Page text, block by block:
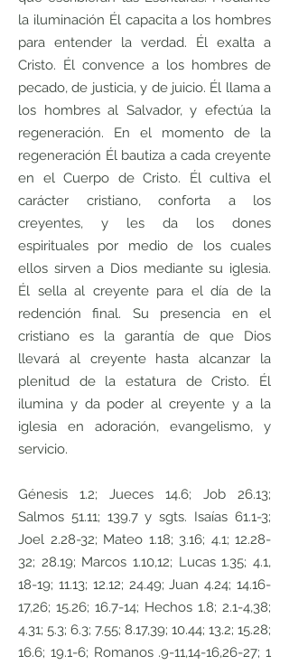
la iluminación Él capacita a los hombres
para entender la verdad. Él exalta a
Cristo. Él convence a los hombres de
pecado, de justicia, y de juicio. Él llama a
los hombres al Salvador, y efectúa la
regeneración. En el momento de la
regeneración Él bautiza a cada creyente
en el Cuerpo de Cristo. Él cultiva el
carácter cristiano, conforta a los
creyentes, y les da los dones
espirituales por medio de los cuales
ellos sirven a Dios mediante su iglesia.
Él sella al creyente para el día de la
redención final. Su presencia en el
cristiano es la garantía de que Dios
llevará al creyente hasta alcanzar la
plenitud de la estatura de Cristo. Él
ilumina y da poder al creyente y a la
iglesia en adoración, evangelismo, y
servicio.
Génesis 1.2; Jueces 14.6; Job 26.13;
Salmos 51.11; 139.7 y sgts. Isaías 61.1-3;
Joel 2.28-32; Mateo 1.18; 3.16; 4.1; 12.28-
32; 28.19; Marcos 1.10,12; Lucas 1.35; 4.1,
18-19; 11.13; 12.12; 24.49; Juan 4.24; 14.16-
17,26; 15.26; 16.7-14; Hechos 1.8; 2.1-4,38;
4.31; 5.3; 6.3; 7.55; 8.17,39; 10.44; 13.2; 15.28;
16.6; 19.1-6; Romanos .9-11,14-16,26-27; 1